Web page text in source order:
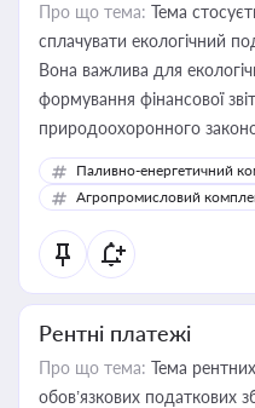
Про що тема: Тема
сплачувати екологічний
Вона важлива для
формування фінансової
природоохоронного
Паливно-енергетичний
Агропромисловий
Рентні платежі
Про що тема: Тема
обов’язкових податкових